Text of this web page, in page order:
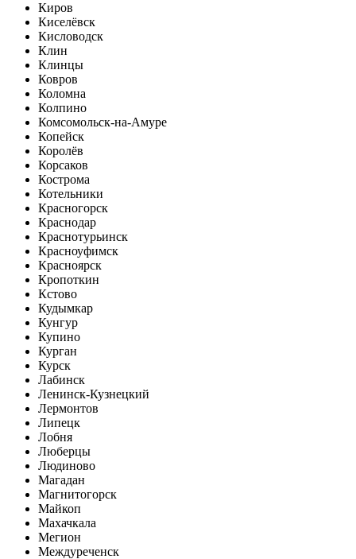
Киров
Киселёвск
Кисловодск
Клин
Клинцы
Ковров
Коломна
Колпино
Комсомольск-на-Амуре
Копейск
Королёв
Корсаков
Кострома
Котельники
Красногорск
Краснодар
Краснотурьинск
Красноуфимск
Красноярск
Кропоткин
Кстово
Кудымкар
Кунгур
Купино
Курган
Курск
Лабинск
Ленинск-Кузнецкий
Лермонтов
Липецк
Лобня
Люберцы
Людиново
Магадан
Магнитогорск
Майкоп
Махачкала
Мегион
Междуреченск